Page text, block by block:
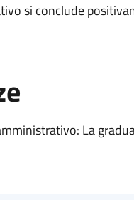
si conclude
La